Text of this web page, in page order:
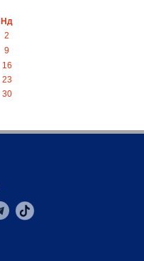
Нд
2
9
16
23
30